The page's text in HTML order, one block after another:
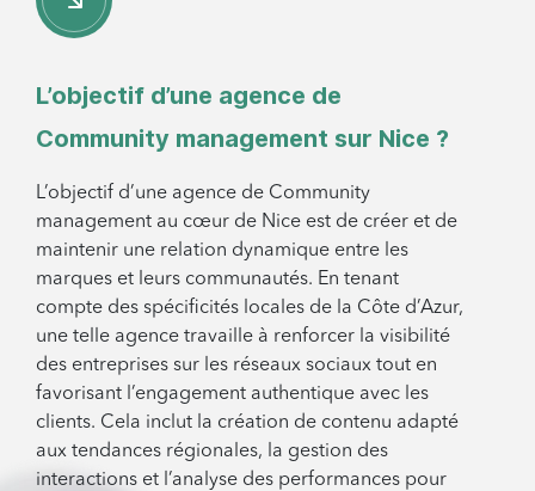
L’objectif d’une agence de
Community management sur Nice ?
L’objectif d’une agence de Community
management au cœur de Nice est de créer et de
maintenir une relation dynamique entre les
marques et leurs communautés. En tenant
compte des spécificités locales de la Côte d’Azur,
une telle agence travaille à renforcer la visibilité
des entreprises sur les réseaux sociaux tout en
favorisant l’engagement authentique avec les
clients. Cela inclut la création de contenu adapté
aux tendances régionales, la gestion des
interactions et l’analyse des performances pour